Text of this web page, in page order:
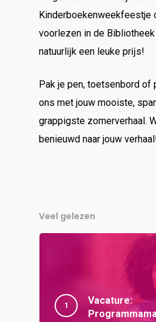
Kinderboekenweekfeestje
voorlezen in de
natuurlĳk een leuke prĳs!
Pak je pen, toetsenbord of
ons met jouw mooiste,
grappigste zomerverhaal.
benieuwd naar jouw
Veel gelezen
Vacature: